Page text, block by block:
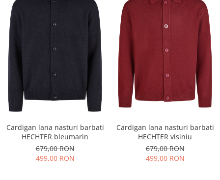
Cardigan lana nasturi barbati
HECHTER bleumarin
679,00 RON
499,00 RON
Cardigan lana nasturi barbati
HECHTER visiniu
679,00 RON
499,00 RON